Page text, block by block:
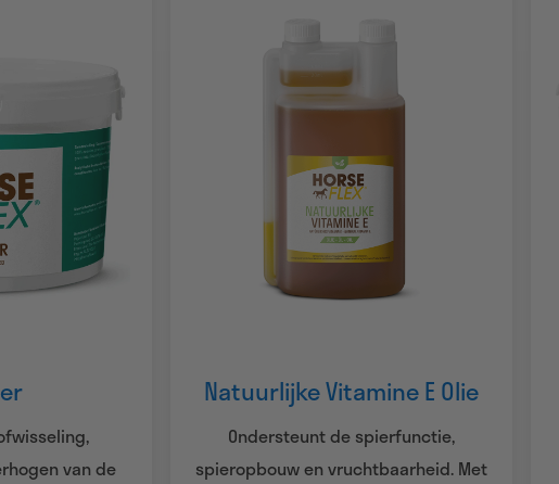
van de
Natuurlijke Vitamine E Olie
Ondersteunt de spierfunctie,
spieropbouw en vruchtbaarheid. Met